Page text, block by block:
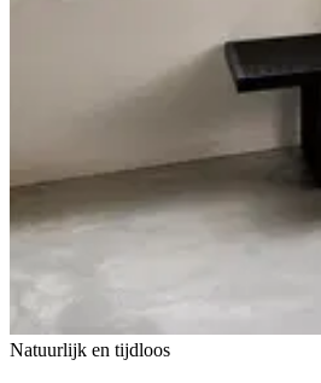
Natuurlijk en tijdloos